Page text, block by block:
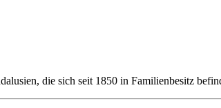
die sich seit 1850 in Familienbesitz